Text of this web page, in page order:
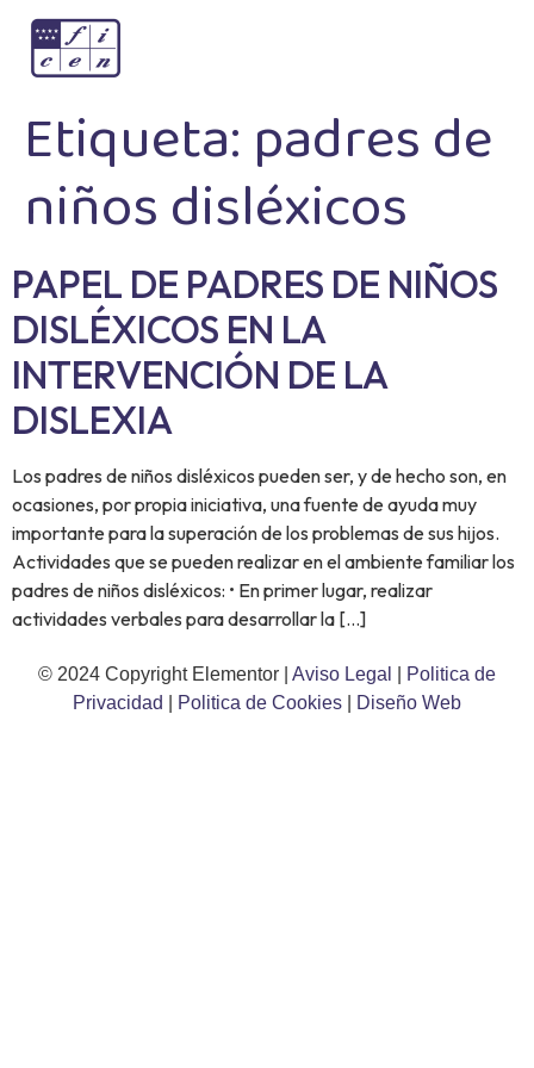
Etiqueta: padres de
niños disléxicos
PAPEL DE PADRES DE NIÑOS
DISLÉXICOS EN LA
INTERVENCIÓN DE LA
DISLEXIA
Los padres de niños disléxicos pueden ser, y de hecho son, en
ocasiones, por propia iniciativa, una fuente de ayuda muy
importante para la superación de los problemas de sus hijos.
Actividades que se pueden realizar en el ambiente familiar los
padres de niños disléxicos: • En primer lugar, realizar
actividades verbales para desarrollar la […]
© 2024 Copyright Elementor | Aviso Legal
Politica de
Privacidad
Politica de Cookies Diseño Web